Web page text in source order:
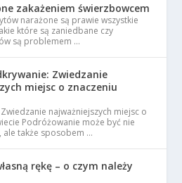
zakażeniem świerzbowcem
narażone są prawie wszystkie
które są zaniedbane czy
są problemem …
Zwiedzanie
miejsc o znaczeniu
Zwiedzanie najważniejszych miejsc o
Podróżowanie może być nie
także sposobem …
rękę – o czym należy